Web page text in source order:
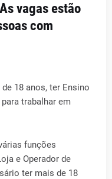
vagas estão
com
18 anos, ter Ensino
trabalhar em
funções
e Operador de
ter mais de 18